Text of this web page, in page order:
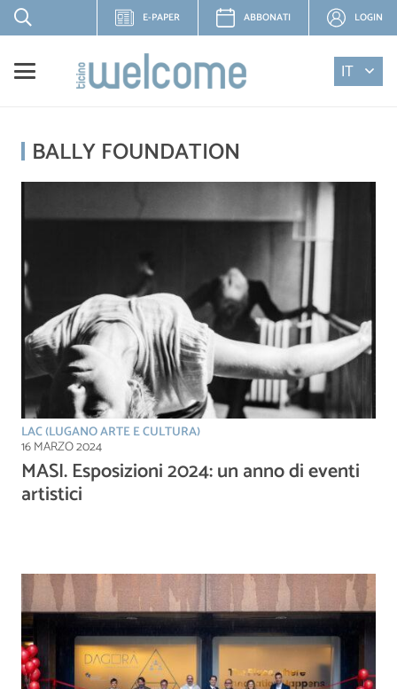
E-PAPER ABBONATI LOGIN
IT
BALLY FOUNDATION
LAC (LUGANO ARTE E CULTURA)
16 MARZO 2024
MASI. Esposizioni 2024: un anno di eventi
artistici